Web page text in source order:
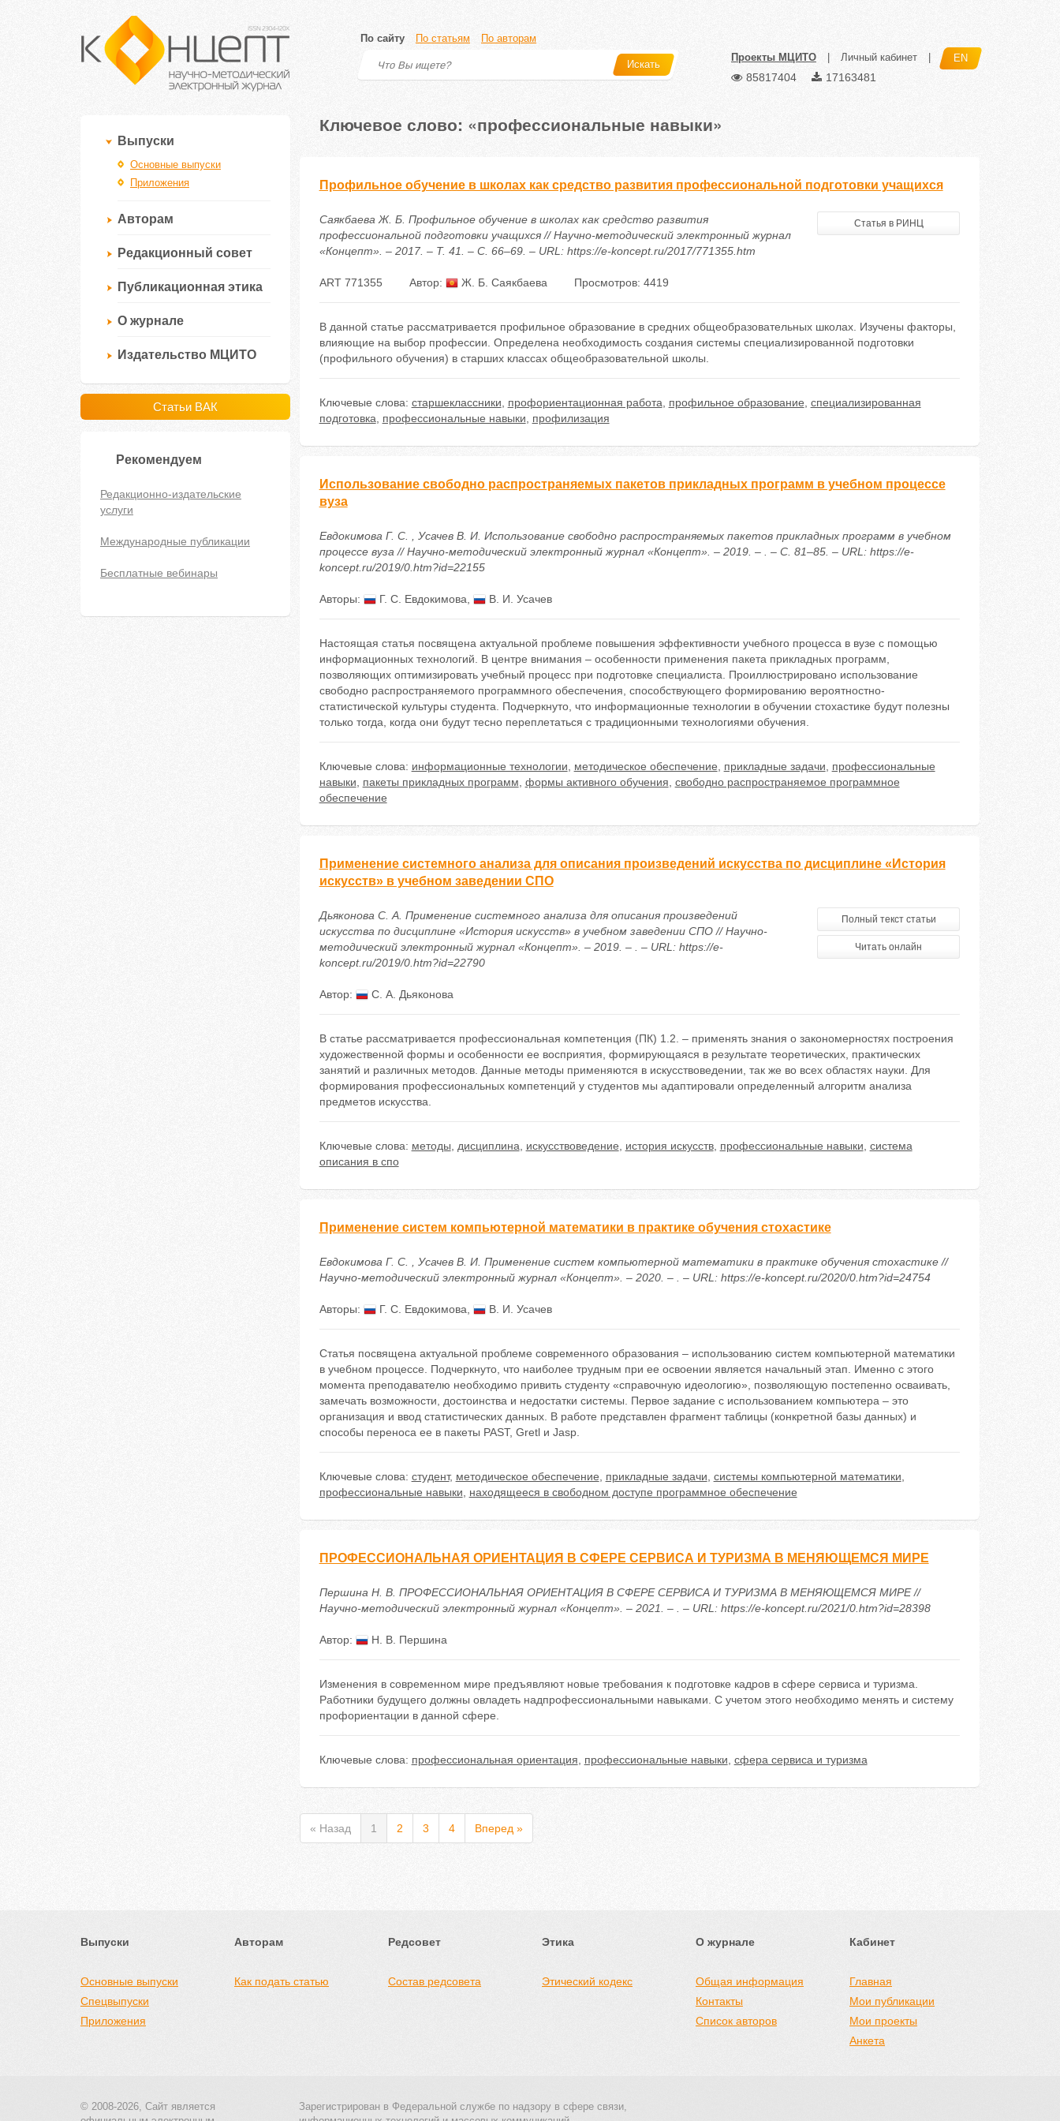
По сайту По статьям По авторам
Искать
Проекты МЦИТО Личный кабинет EN
85817404 17163481
Выпуски
Основные выпуски
Приложения
Авторам
Редакционный совет
Публикационная этика
О журнале
Издательство МЦИТО
Статьи ВАК
Рекомендуем
Редакционно-издательские
услуги
Международные публикации
Бесплатные вебинары
Ключевое слово: «профессиональные навыки»
Профильное обучение в школах как средство развития профессиональной подготовки учащихся
Саякбаева Ж. Б. Профильное обучение в школах как средство развития
профессиональной подготовки учащихся // Научно-методический электронный журнал
«Концепт». – 2017. – Т. 41. – С. 66–69. – URL: https://e-koncept.ru/2017/771355.htm
Статья в РИНЦ
ART 771355 Автор: Ж. Б. Саякбаева Просмотров: 4419
В данной статье рассматривается профильное образование в средних общеобразовательных школах. Изучены факторы,
влияющие на выбор профессии. Определена необходимость создания системы специализированной подготовки
(профильного обучения) в старших классах общеобразовательной школы.
Ключевые слова: старшеклассники профориентационная работа профильное образование специализированная
подготовка
профессиональные навыки профилизация
Использование свободно распространяемых пакетов прикладных программ в учебном процессе
вуза
Евдокимова Г. С. , Усачев В. И. Использование свободно распространяемых пакетов прикладных программ в учебном
процессе вуза // Научно-методический электронный журнал «Концепт». – 2019. – . – С. 81–85. – URL: https://e-
koncept.ru/2019/0.htm?id=22155
Авторы: Г. С. Евдокимова В. И. Усачев
Настоящая статья посвящена актуальной проблеме повышения эффективности учебного процесса в вузе с помощью
информационных технологий. В центре внимания – особенности применения пакета прикладных программ,
позволяющих оптимизировать учебный процесс при подготовке специалиста. Проиллюстрировано использование
свободно распространяемого программного обеспечения, способствующего формированию вероятностно-
статистической культуры студента. Подчеркнуто, что информационные технологии в обучении стохастике будут полезны
только тогда, когда они будут тесно переплетаться с традиционными технологиями обучения.
Ключевые слова: информационные технологии методическое обеспечение прикладные задачи
профессиональные
навыки
пакеты прикладных программ формы активного обучения свободно распространяемое программное
обеспечение
Применение системного анализа для описания произведений искусства по дисциплине «История
искусств» в учебном заведении СПО
Дьяконова С. А. Применение системного анализа для описания произведений
искусства по дисциплине «История искусств» в учебном заведении СПО // Научно-
методический электронный журнал «Концепт». – 2019. – . – URL: https://e-
koncept.ru/2019/0.htm?id=22790
Полный текст статьи
Читать онлайн
Автор: С. А. Дьяконова
В статье рассматривается профессиональная компетенция (ПК) 1.2. – применять знания о закономерностях построения
художественной формы и особенности ее восприятия, формирующаяся в результате теоретических, практических
занятий и различных методов. Данные методы применяются в искусствоведении, так же во всех областях науки. Для
формирования профессиональных компетенций у студентов мы адаптировали определенный алгоритм анализа
предметов искусства.
Ключевые слова: методы дисциплина искусствоведение история искусств, профессиональные навыки система
описания в спо
Применение систем компьютерной математики в практике обучения стохастике
Евдокимова Г. С. , Усачев В. И. Применение систем компьютерной математики в практике обучения стохастике //
Научно-методический электронный журнал «Концепт». – 2020. – . – URL: https://e-koncept.ru/2020/0.htm?id=24754
Авторы: Г. С. Евдокимова В. И. Усачев
Статья посвящена актуальной проблеме современного образования – использованию систем компьютерной математики
в учебном процессе. Подчеркнуто, что наиболее трудным при ее освоении является начальный этап. Именно с этого
момента преподавателю необходимо привить студенту «справочную идеологию», позволяющую постепенно осваивать,
замечать возможности, достоинства и недостатки системы. Первое задание с использованием компьютера – это
организация и ввод статистических данных. В работе представлен фрагмент таблицы (конкретной базы данных) и
способы переноса ее в пакеты PAST, Gretl и Jasp.
Ключевые слова: студент, методическое обеспечение прикладные задачи системы компьютерной математики
профессиональные навыки
находящееся в свободном доступе программное обеспечение
ПРОФЕССИОНАЛЬНАЯ ОРИЕНТАЦИЯ В СФЕРЕ СЕРВИСА И ТУРИЗМА В МЕНЯЮЩЕМСЯ МИРЕ
Першина Н. В. ПРОФЕССИОНАЛЬНАЯ ОРИЕНТАЦИЯ В СФЕРЕ СЕРВИСА И ТУРИЗМА В МЕНЯЮЩЕМСЯ МИРЕ //
Научно-методический электронный журнал «Концепт». – 2021. – . – URL: https://e-koncept.ru/2021/0.htm?id=28398
Автор: Н. В. Першина
Изменения в современном мире предъявляют новые требования к подготовке кадров в сфере сервиса и туризма.
Работники будущего должны овладеть надпрофессиональными навыками. С учетом этого необходимо менять и систему
профориентации в данной сфере.
Ключевые слова: профессиональная ориентация профессиональные навыки сфера сервиса и туризма
« Назад 1 2 3 4 Вперед »
Выпуски
Основные выпуски
Спецвыпуски
Приложения
Авторам
Как подать статью
Редсовет
Состав редсовета
Этика
Этический кодекс
О журнале
Общая информация
Контакты
Список авторов
Кабинет
Главная
Мои публикации
Мои проекты
Анкета
© 2008-2026, Сайт является
Зарегистрирован в Федеральной службе по надзору в сфере связи,